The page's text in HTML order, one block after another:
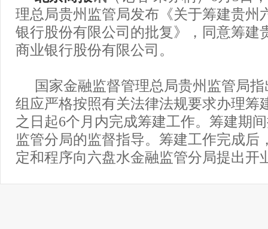
理总局贵州监管局发布《关于筹建贵州
银行股份有限公司的批复》，同意筹建
商业银行股份有限公司。
国家金融监督管理总局贵州监管局
组应严格按照有关法律法规要求办理筹
之日起6个月内完成筹建工作。筹建期
监管分局的监督指导。筹建工作完成后
定和程序向六盘水金融监管分局提出开